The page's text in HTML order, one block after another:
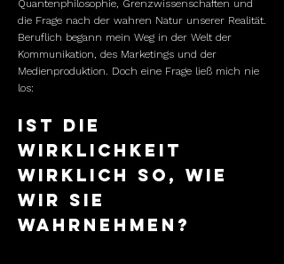
Quantenphilosophie, Grenzwissenschaften und
die Frage nach der wahren Natur unserer Realität.
Beruflich begann mein Weg in der Welt der
Kommunikation, des Marketings und der
Medienproduktion. Doch eine Frage ließ mich nie
los:
Ist die
Wirklichkeit
wirklich so, wie
wir sie
wahrnehmen?